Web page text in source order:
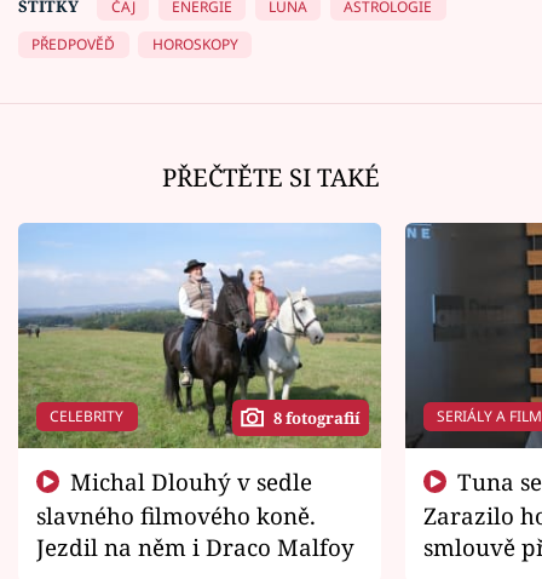
ŠTÍTKY
ČAJ ENERGIE LUNA
ASTROLOGIE
PŘEDPOVĚĎ
HOROSKOPY
PŘEČTĚTE SI TAKÉ
CELEBRITY 8 fotografií
slavného filmového koně.
Jezdil na něm i Draco Malfoy
SERIÁLY A
Zarazilo
smlouvě